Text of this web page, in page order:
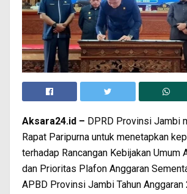
Aksara24.id – DPRD Provinsi Jambi
Rapat Paripurna untuk menetapkan
terhadap Rancangan Kebijakan Umum
dan Prioritas Plafon Anggaran
APBD Provinsi Jambi Tahun Anggaran